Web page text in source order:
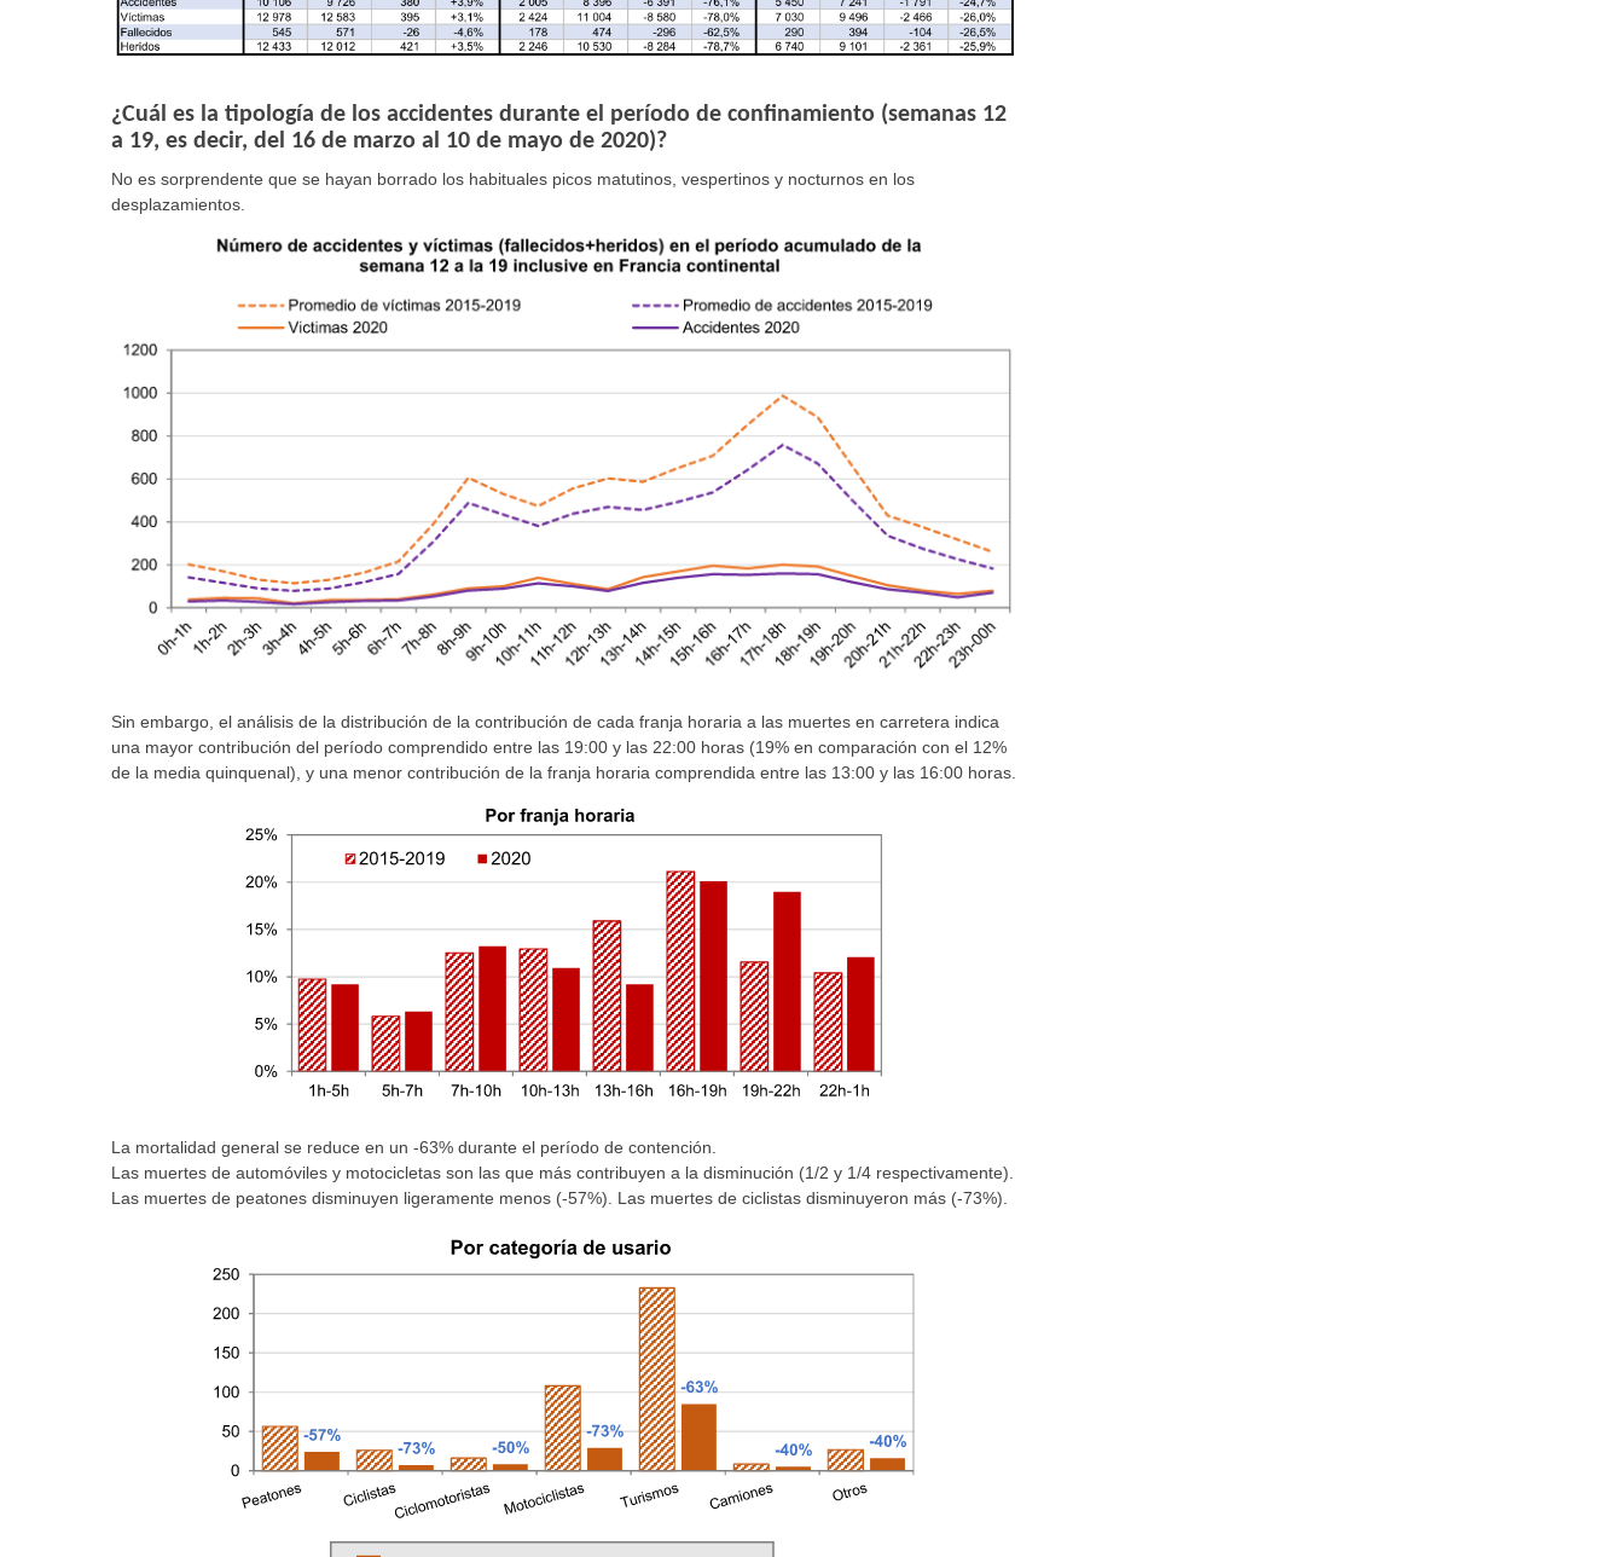
¿Cuál es la tipología de los accidentes durante el período de confinamiento (semanas 12
a 19, es decir, del 16 de marzo al 10 de mayo de 2020)?
No es sorprendente que se hayan borrado los habituales picos matutinos, vespertinos y nocturnos en los
desplazamientos.
Sin embargo, el análisis de la distribución de la contribución de cada franja horaria a las muertes en carretera indica
una mayor contribución del período comprendido entre las 19:00 y las 22:00 horas (19% en comparación con el 12%
de la media quinquenal), y una menor contribución de la franja horaria comprendida entre las 13:00 y las 16:00 horas.
La mortalidad general se reduce en un -63% durante el período de contención.
Las muertes de automóviles y motocicletas son las que más contribuyen a la disminución (1/2 y 1/4 respectivamente).
Las muertes de peatones disminuyen ligeramente menos (-57%). Las muertes de ciclistas disminuyeron más (-73%).